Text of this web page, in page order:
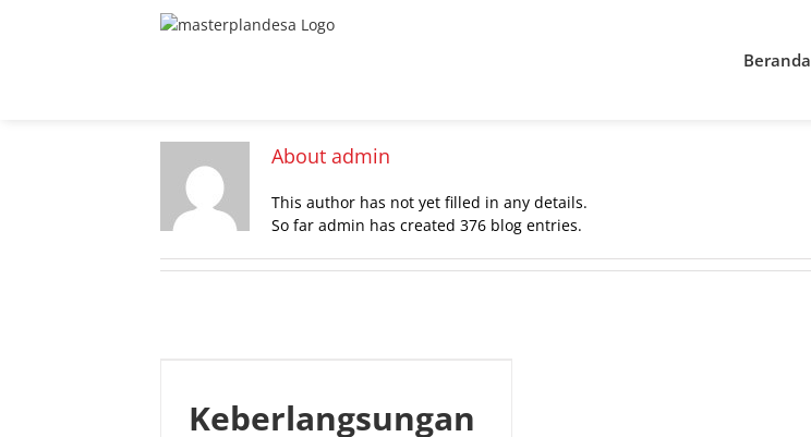
Beranda
About admin
This author has not yet filled in any details.
So far admin has created 376 blog entries.
Keberlangsungan